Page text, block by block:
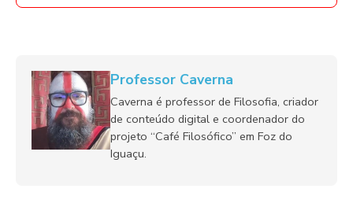
Professor Caverna
Caverna é professor de Filosofia, criador
de conteúdo digital e coordenador do
projeto “Café Filosófico” em Foz do
Iguaçu.